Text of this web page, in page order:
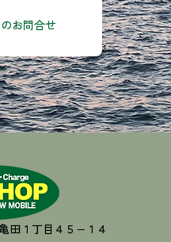
お問合せ
田１丁目４５−１４